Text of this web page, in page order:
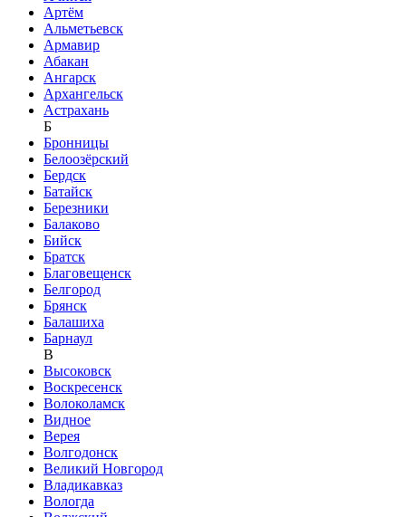
Артём
Альметьевск
Армавир
Абакан
Ангарск
Архангельск
Астрахань
Б
Бронницы
Белоозёрский
Бердск
Батайск
Березники
Балаково
Бийск
Братск
Благовещенск
Белгород
Брянск
Балашиха
Барнаул
В
Высоковск
Воскресенск
Волоколамск
Видное
Верея
Волгодонск
Великий Новгород
Владикавказ
Вологда